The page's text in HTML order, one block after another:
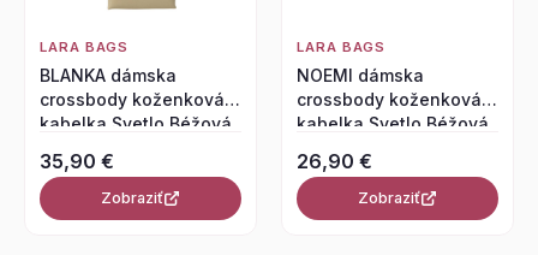
LARA BAGS
BLANKA dámska
crossbody koženková
kabelka Svetlo Béžová
35,90 €
Zobraziť
LARA BAGS
NOEMI dámska
crossbody koženková
kabelka Svetlo Béžová
26,90 €
Zobraziť